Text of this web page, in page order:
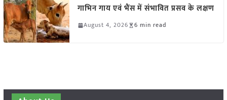
गाभिन गाय एवं भैंस में संभावित प्रसव के लक्षण
August 4, 2026 6 min read